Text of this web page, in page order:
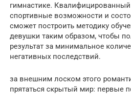
гимнастике.
спортивные возможности и
сможет построить методику
девушки таким образом, чтобы
результат за минимальное
негативных последствий.
за внешним лоском этого
прятаться скрытый мир: первые